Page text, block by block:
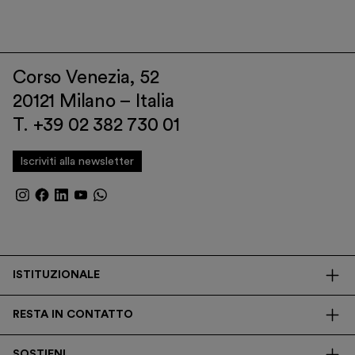
Corso Venezia, 52
20121 Milano – Italia
T. +39 02 382 730 01
Iscriviti alla newsletter
ISTITUZIONALE
Trasparenza
RESTA IN CONTATTO